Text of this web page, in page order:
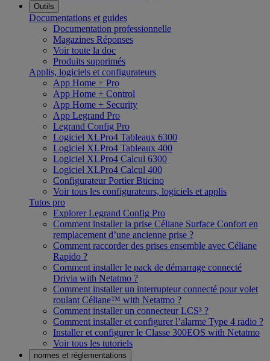
Outils
Documentations et guides
Documentation professionnelle
Magazines Réponses
Voir toute la doc
Produits supprimés
Applis, logiciels et configurateurs
App Home + Pro
App Home + Control
App Home + Security
App Legrand Pro
Legrand Config Pro
Logiciel XLPro4 Tableaux 6300
Logiciel XLPro4 Tableaux 400
Logiciel XLPro4 Calcul 6300
Logiciel XLPro4 Calcul 400
Configurateur Portier Bticino
Voir tous les configurateurs, logiciels et applis
Tutos pro
Explorer Legrand Config Pro
Comment installer la prise Céliane Surface Confort en
remplacement d’une ancienne prise ?
Comment raccorder des prises ensemble avec Céliane
Rapido ?
Comment installer le pack de démarrage connecté
Drivia with Netatmo ?
Comment installer un interrupteur connecté pour volet
roulant Céliane™ with Netatmo ?
Comment installer un connecteur LCS³ ?
Comment installer et configurer l’alarme Type 4 radio ?
Installer et configurer le Classe 300EOS with Netatmo
Voir tous les tutoriels
normes et réglementations